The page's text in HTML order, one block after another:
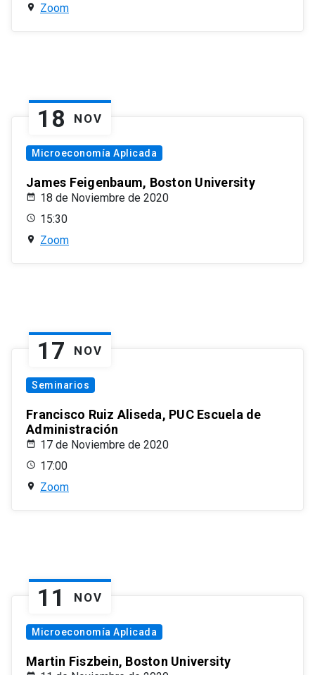
Zoom
18 NOV
Microeconomía Aplicada
James Feigenbaum, Boston University
18 de Noviembre de 2020
15:30
Zoom
17 NOV
Seminarios
Francisco Ruiz Aliseda, PUC Escuela de
Administración
17 de Noviembre de 2020
17:00
Zoom
11 NOV
Microeconomía Aplicada
Martin Fiszbein, Boston University